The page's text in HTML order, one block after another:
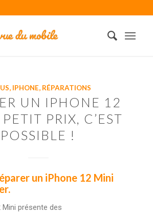
, IPHONE, RÉPARATIONS
UN IPHONE 12
PRIX, C’EST
POSSIBLE !
un iPhone 12 Mini
présente des